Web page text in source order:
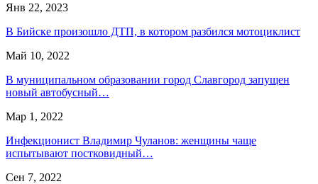
Янв 22, 2023
В Бийске произошло ДТП, в котором разбился мотоциклист
Май 10, 2022
В муниципальном образовании город Славгород запущен
новый автобусный…
Мар 1, 2022
Инфекционист Владимир Чуланов: женщины чаще
испытывают постковидный…
Сен 7, 2022